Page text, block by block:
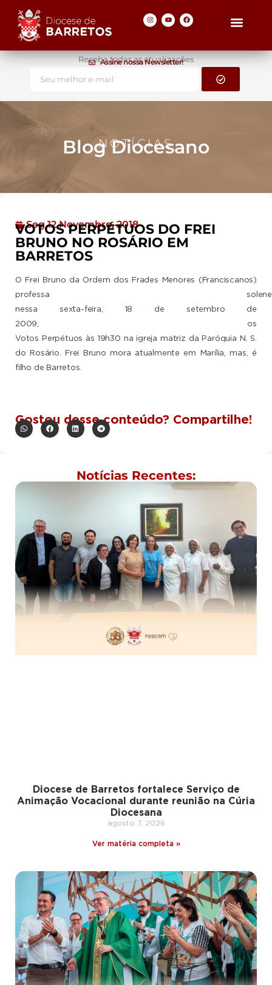
Assine nossa Newsletter!
Receba todas as atualizações
NOTÍCIAS
Blog Diocesano
Seg 12 Novembro, 2018
VOTOS PERPÉTUOS DO FREI
BRUNO NO ROSÁRIO EM
BARRETOS
O Frei Bruno da Ordem dos Frades Menores (Franciscanos)
professa
nessa sexta-feira, 18 de setembro de
2009, os
Votos Perpétuos às 19h30 na igreja matriz da Paróquia N. S.
do Rosário. Frei Bruno mora atualmente em Marília, mas, é
filho de Barretos
Gostou desse conteúdo? Compartilhe!
Notícias Recentes:
Diocese de Barretos fortalece Serviço de
Animação Vocacional durante reunião na Cúria
Diocesana
agosto 7, 2026
Ver matéria completa »